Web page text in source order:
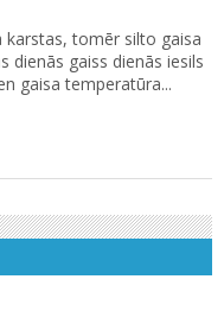
karstas, tomēr silto gaisa
dienās gaiss dienās iesils
gaisa temperatūra...